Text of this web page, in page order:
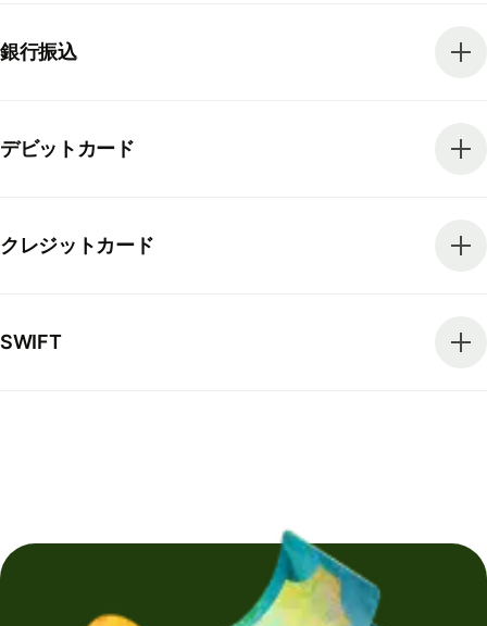
銀行振込
デビットカード
クレジットカード
SWIFT